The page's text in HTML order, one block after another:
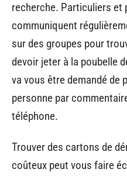
recherche. Particuliers et
communiquent
sur des groupes pour
devoir jeter à la poubelle
va vous être demandé de
personne par
téléphone.
Trouver des cartons de
coûteux peut vous faire